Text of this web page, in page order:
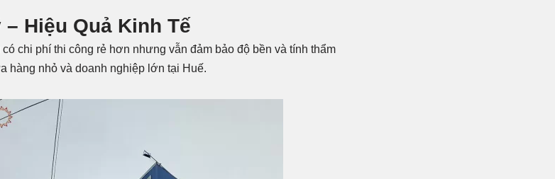
Hiệu Quả Kinh Tế
chi phí thi công rẻ hơn nhưng vẫn đảm bảo độ bền và tính thẩm
hàng nhỏ và doanh nghiệp lớn tại Huế.